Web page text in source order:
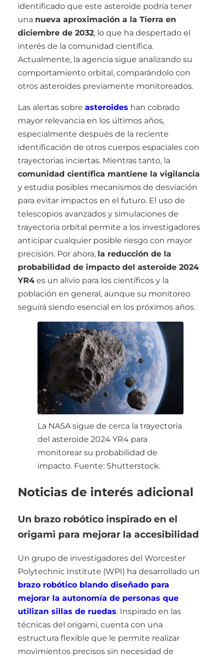
identificado que este asteroide podría tener
una nueva aproximación a la Tierra en
diciembre de 2032, lo que ha despertado el
interés de la comunidad científica.
Actualmente, la agencia sigue analizando su
comportamiento orbital, comparándolo con
otros asteroides previamente monitoreados.
Las alertas sobre asteroides han cobrado
mayor relevancia en los últimos años,
especialmente después de la reciente
identificación de otros cuerpos espaciales con
trayectorias inciertas. Mientras tanto, la
comunidad científica mantiene la vigilancia
y estudia posibles mecanismos de desviación
para evitar impactos en el futuro. El uso de
telescopios avanzados y simulaciones de
trayectoria orbital permite a los investigadores
anticipar cualquier posible riesgo con mayor
precisión. Por ahora, la reducción de la
probabilidad de impacto del asteroide 2024
YR4 es un alivio para los científicos y la
población en general, aunque su monitoreo
seguirá siendo esencial en los próximos años.
La NASA sigue de cerca la trayectoria
del asteroide 2024 YR4 para
monitorear su probabilidad de
impacto. Fuente: Shutterstock.
Noticias de interés adicional
Un brazo robótico inspirado en el
origami para mejorar la accesibilidad
Un grupo de investigadores del Worcester
Polytechnic Institute (WPI) ha desarrollado un
brazo robótico blando diseñado para
mejorar la autonomía de personas que
utilizan sillas de ruedas. Inspirado en las
técnicas del origami, cuenta con una
estructura flexible que le permite realizar
movimientos precisos sin necesidad de